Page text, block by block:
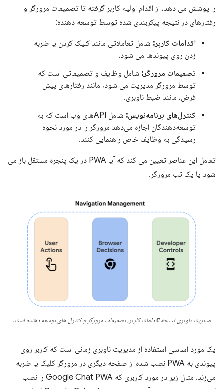
را پوشش می دهد، از اقدام اولیه کاربر گرفته تا تصمیمات مرورگر و
رفتارهای در نتیجه پیکربندی شده توسط توسعه دهنده:
اقدامات کاربر: شامل تعاملاتی مانند کلیک کردن یا ضربه
زدن روی پیوندها می شود.
تصمیمات مرورگر: شامل وظایف و تصمیماتی است که
توسط مرورگر مدیریت می شود، مانند رفتارهای پیش
فرض، مانند ضبط ناوبری.
کنترل‌های برنامه‌نویس:
شامل API‌های وب است که به
توسعه‌دهندگان اجازه می‌دهد مرورگر را در مورد نحوه
رسیدگی به وظایف خاص راهنمایی کنند.
تعامل این عناصر تعیین می کند که آیا PWA در یک پنجره مستقل باز می
شود یا یک تب مرورگر.
مدیریت ناوبری نتیجه اقدامات کاربر، تصمیمات مرورگر و کنترل های توسعه دهنده است.
یک مورد اساسی استفاده از مدیریت ناوبری زمانی است که کاربر روی
پیوندی به PWA نصب شده از صفحه دیگری در مرورگر کلیک یا ضربه
می‌زند. مثال زیر در مورد کاربری که Google Chat PWA را نصب